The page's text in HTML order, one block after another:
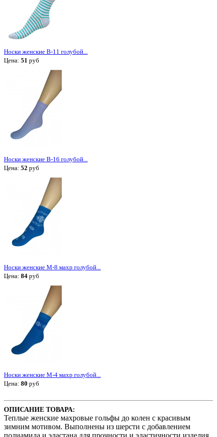
Носки женские В-11 голубой...
Цена: 51 руб
Носки женские В-16 голубой...
Цена: 52 руб
Носки женские М-8 махр голубой...
Цена: 84 руб
Носки женские М-4 махр голубой...
Цена: 80 руб
ОПИСАНИЕ ТОВАРА:
Теплые женские махровые гольфы до колен с красивым
зимним мотивом. Выполнены из шерсти с добавлением